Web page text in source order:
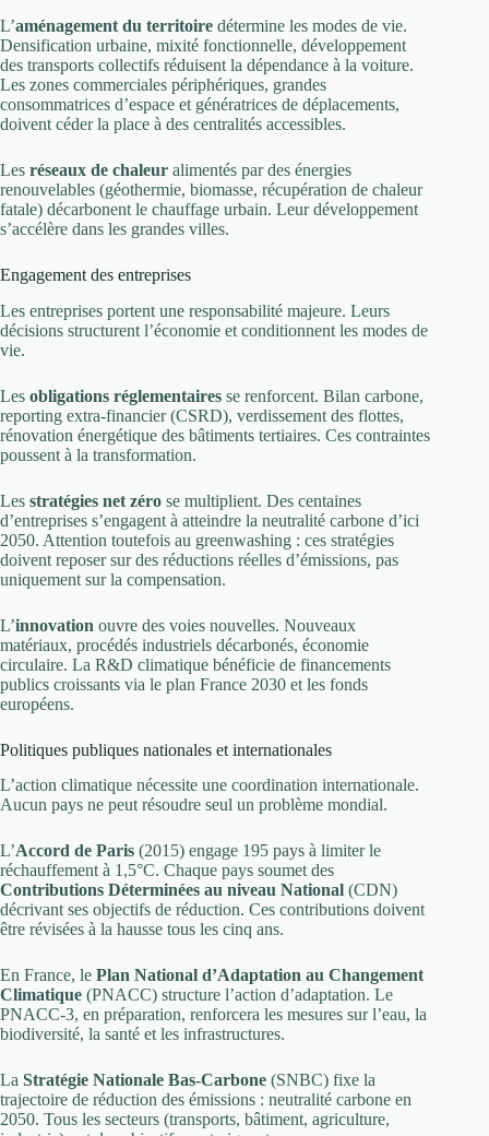
L’aménagement du territoire détermine les modes de vie.
Densification urbaine, mixité fonctionnelle, développement
des transports collectifs réduisent la dépendance à la voiture.
Les zones commerciales périphériques, grandes
consommatrices d’espace et génératrices de déplacements,
doivent céder la place à des centralités accessibles.
Les réseaux de chaleur alimentés par des énergies
renouvelables (géothermie, biomasse, récupération de chaleur
fatale) décarbonent le chauffage urbain. Leur développement
s’accélère dans les grandes villes.
Engagement des entreprises
Les entreprises portent une responsabilité majeure. Leurs
décisions structurent l’économie et conditionnent les modes de
vie.
Les obligations réglementaires se renforcent. Bilan carbone,
reporting extra-financier (CSRD), verdissement des flottes,
rénovation énergétique des bâtiments tertiaires. Ces contraintes
poussent à la transformation.
Les stratégies net zéro se multiplient. Des centaines
d’entreprises s’engagent à atteindre la neutralité carbone d’ici
2050. Attention toutefois au greenwashing : ces stratégies
doivent reposer sur des réductions réelles d’émissions, pas
uniquement sur la compensation.
L’innovation ouvre des voies nouvelles. Nouveaux
matériaux, procédés industriels décarbonés, économie
circulaire. La R&D climatique bénéficie de financements
publics croissants via le plan France 2030 et les fonds
européens.
Politiques publiques nationales et internationales
L’action climatique nécessite une coordination internationale.
Aucun pays ne peut résoudre seul un problème mondial.
L’Accord de Paris (2015) engage 195 pays à limiter le
réchauffement à 1,5°C. Chaque pays soumet des
Contributions Déterminées au niveau National (CDN)
décrivant ses objectifs de réduction. Ces contributions doivent
être révisées à la hausse tous les cinq ans.
En France, le Plan National d’Adaptation au Changement
Climatique (PNACC) structure l’action d’adaptation. Le
PNACC-3, en préparation, renforcera les mesures sur l’eau, la
biodiversité, la santé et les infrastructures.
La Stratégie Nationale Bas-Carbone (SNBC) fixe la
trajectoire de réduction des émissions : neutralité carbone en
2050. Tous les secteurs (transports, bâtiment, agriculture,